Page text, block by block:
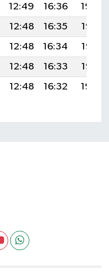
12:49 16:36
19:40
12:48 16:35
19:38
12:48 16:34
19:37
12:48 16:33
19:35
12:48 16:32 19:34